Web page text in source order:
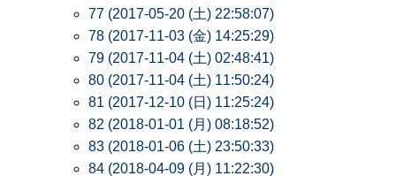
77 (2017-05-20 (土) 22:58:07)
78 (2017-11-03 (金) 14:25:29)
79 (2017-11-04 (土) 02:48:41)
80 (2017-11-04 (土) 11:50:24)
81 (2017-12-10 (日) 11:25:24)
82 (2018-01-01 (月) 08:18:52)
83 (2018-01-06 (土) 23:50:33)
84 (2018-04-09 (月) 11:22:30)